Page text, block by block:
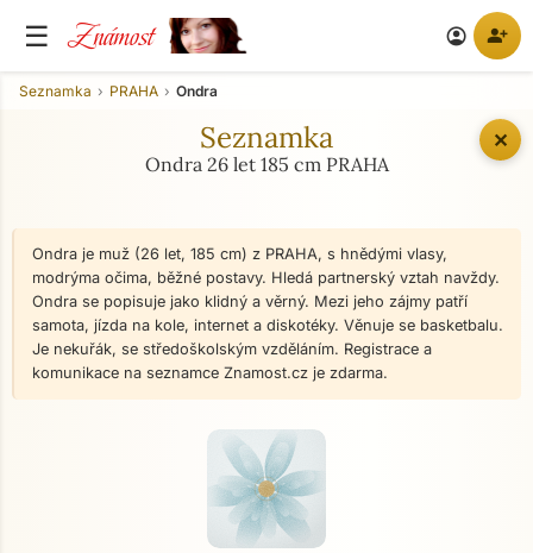
☰ Známost account_circle person_add
✕
Seznamka PRAHA Ondra
Seznamka
Ondra 26 let 185 cm PRAHA
Ondra je muž (26 let, 185 cm) z PRAHA, s hnědými vlasy,
modrýma očima, běžné postavy. Hledá partnerský vztah navždy.
Ondra se popisuje jako klidný a věrný. Mezi jeho zájmy patří
samota, jízda na kole, internet a diskotéky. Věnuje se basketbalu.
Je nekuřák, se středoškolským vzděláním. Registrace a
komunikace na seznamce Znamost.cz je zdarma.